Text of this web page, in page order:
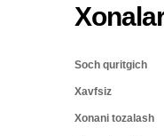
Soch quritgich
Xavfsiz
Xonani tozalash